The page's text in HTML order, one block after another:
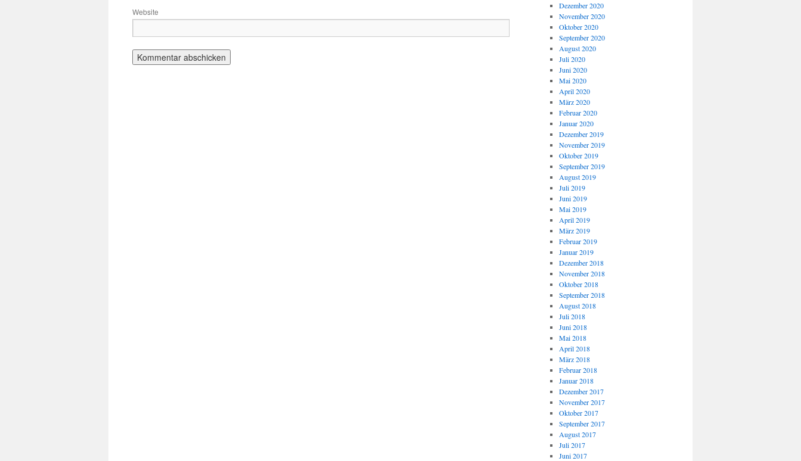
Website
Dezember 2020
November 2020
Oktober 2020
September 2020
August 2020
Juli 2020
Juni 2020
Mai 2020
April 2020
März 2020
Februar 2020
Januar 2020
Dezember 2019
November 2019
Oktober 2019
September 2019
August 2019
Juli 2019
Juni 2019
Mai 2019
April 2019
März 2019
Februar 2019
Januar 2019
Dezember 2018
November 2018
Oktober 2018
September 2018
August 2018
Juli 2018
Juni 2018
Mai 2018
April 2018
März 2018
Februar 2018
Januar 2018
Dezember 2017
November 2017
Oktober 2017
September 2017
August 2017
Juli 2017
Juni 2017